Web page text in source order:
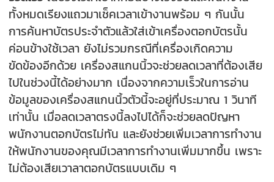
ทั้งหมดเรียงแถวมาเช็คเวลาเข้างานพร้อม ๆ กันนั้น
การค้นหาบัตรประจำตัวแล้วใส่เข้าเครื่องตอกบัตรนั้น
ค่อนข้างใช้เวลา ยังไม่รวมกรณีที่เครื่องเกิดความ
ขัดข้องอีกด้วย เครื่องสแกนนิ้วจะช่วยลดเวลาที่ต้องเสีย
ไปในช่วงนี้ได้อย่างมาก เนื่องจากความเร็วในการอ่าน
ข้อมูลของเครื่องสแกนนิ้วตัวนี้จะอยู่ที่ประมาณ 1 วินาที
เท่านั้น เมื่อลดเวลาตรงนี้ลงไปได้ก็จะช่วยลดปัญหา
พนักงานตอกบัตรไม่ทัน และยังช่วยเพิ่มเวลาการทำงาน
ให้พนักงานของคุณมีเวลาการทำงานเพิ่มมากขึ้น เพราะ
ไม่ต้องเสียเวาลาตอกบัตรแบบเดิม ๆ